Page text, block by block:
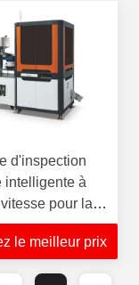
d'inspection
intelligente à
pour la
des joints de
le meilleur prix